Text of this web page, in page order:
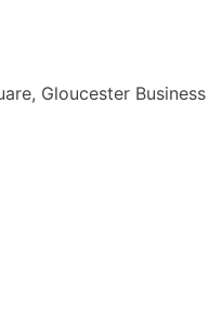
Gloucester Business